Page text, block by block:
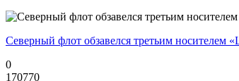
Северный флот обзавелся третьим носителем
0
170770